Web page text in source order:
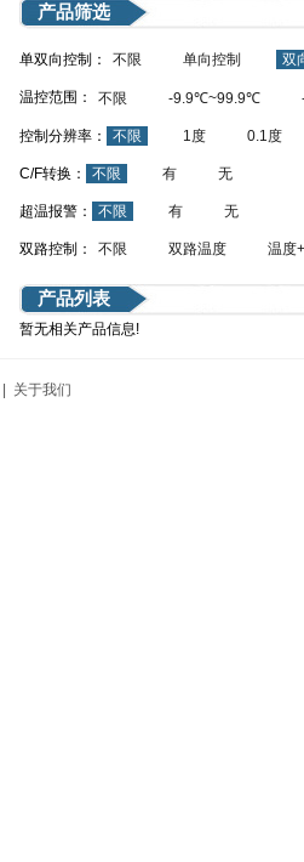
产品筛选
单双向控制： 不限 单向控制 双
温控范围： 不限 -9.9℃~99.9℃
控制分辨率： 不限 1度 0.1度
C/F转换： 不限 有 无
超温报警： 不限 有 无
双路控制： 不限 双路温度 温度
产品列表
暂无相关产品信息!
关于我们